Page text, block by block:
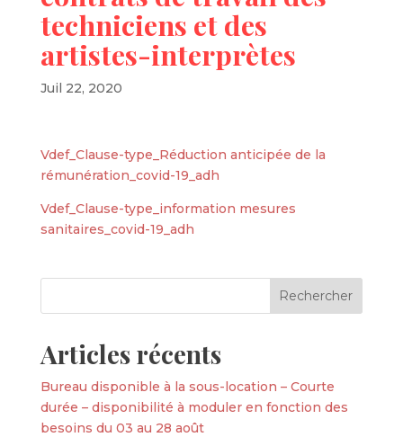
techniciens et des
artistes-interprètes
Juil 22, 2020
Vdef_Clause-type_Réduction anticipée de la
rémunération_covid-19_adh
Vdef_Clause-type_information mesures
sanitaires_covid-19_adh
Articles récents
Bureau disponible à la sous-location – Courte
durée – disponibilité à moduler en fonction des
besoins du 03 au 28 août